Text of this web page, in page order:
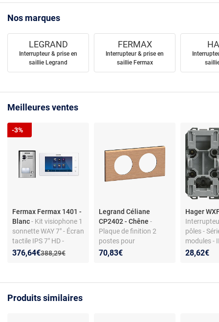
Nos marques
LEGRAND
Interrupteur & prise en
saillie Legrand
FERMAX
Interrupteur & prise en
saillie Fermax
Meilleures ventes
Fermax Fermax 1401 -
Blanc- Kit visiophone 1
sonnette WAY 7" - Écran
tactile IPS 7" HD -
Caméra CCD - Panneau
appels et images - 20
Ancien prix :
388,29€
Nouveau prix :
376,64€
Réduction de :
-3%
Legrand Céliane
CP2402 - Chêne-
Plaque de finition 2
postes pour
appareillage Céliane -
70,83€
Hager
pôles -
modules -
10 A
28,62€
Produits similaires